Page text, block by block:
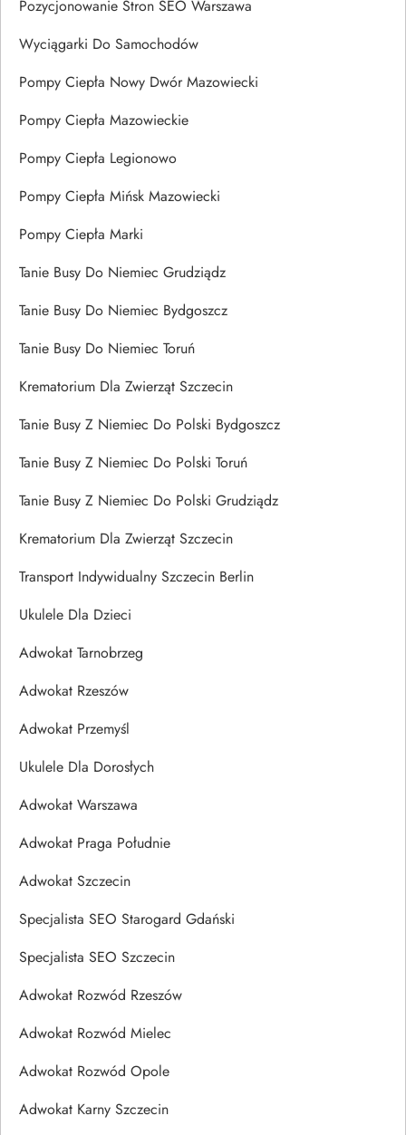
Pozycjonowanie Stron SEO Warszawa
Wyciągarki Do Samochodów
Pompy Ciepła Nowy Dwór Mazowiecki
Pompy Ciepła Mazowieckie
Pompy Ciepła Legionowo
Pompy Ciepła Mińsk Mazowiecki
Pompy Ciepła Marki
Tanie Busy Do Niemiec Grudziądz
Tanie Busy Do Niemiec Bydgoszcz
Tanie Busy Do Niemiec Toruń
Krematorium Dla Zwierząt Szczecin
Tanie Busy Z Niemiec Do Polski Bydgoszcz
Tanie Busy Z Niemiec Do Polski Toruń
Tanie Busy Z Niemiec Do Polski Grudziądz
Krematorium Dla Zwierząt Szczecin
Transport Indywidualny Szczecin Berlin
Ukulele Dla Dzieci
Adwokat Tarnobrzeg
Adwokat Rzeszów
Adwokat Przemyśl
Ukulele Dla Dorosłych
Adwokat Warszawa
Adwokat Praga Południe
Adwokat Szczecin
Specjalista SEO Starogard Gdański
Specjalista SEO Szczecin
Adwokat Rozwód Rzeszów
Adwokat Rozwód Mielec
Adwokat Rozwód Opole
Adwokat Karny Szczecin